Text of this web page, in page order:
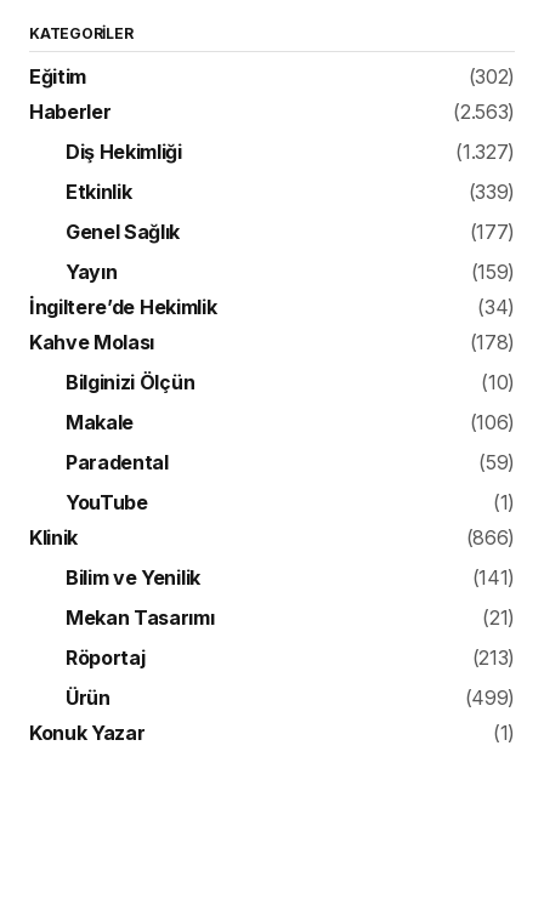
KATEGORILER
Eğitim
(302)
Haberler
(2.563)
Diş Hekimliği
(1.327)
Etkinlik
(339)
Genel Sağlık
(177)
Yayın
(159)
İngiltere’de Hekimlik
(34)
Kahve Molası
(178)
Bilginizi Ölçün
(10)
Makale
(106)
Paradental
(59)
YouTube
(1)
Klinik
(866)
Bilim ve Yenilik
(141)
Mekan Tasarımı
(21)
Röportaj
(213)
Ürün
(499)
Konuk Yazar
(1)